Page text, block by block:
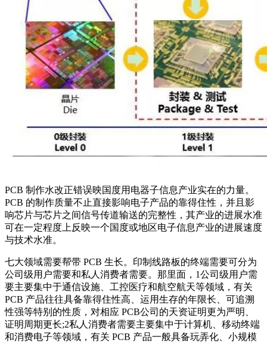
PCB 制作水改正错误映国度用电器子信息产业实在的力量。
PCB 的制作质量不止直接影响电子产品的靠得住性，并且影
响芯片与芯片之间信号传道输送的完整性，其产业的进展水准
可在一定程度上反映一个国度或地区电子信息产业的进展速度
与技术水准。
七大领域需要帮带 PCB 生长。印制线路板的终端需要可分为
公司级用户需要和私人消费者需要。那里面，1公司级用户需
要主要集中于通信设施、工控医疗和航空航天等领域，有关
PCB 产品往往具备靠得住性高、运用生存的年限长、可追溯
性强等特别的性质，对相应 PCB公司的天资证明更为严明、
证明周期更长;2私人消费者需要主要集中于计算机、移动终端
和消费电子等领域，有关 PCB 产品一般具备玩弄化、小规模